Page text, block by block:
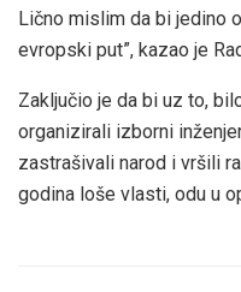
Lično mislim da bi jedino
evropski put”, kazao je
Zaključio je da bi uz to,
organizirali izborni
zastrašivali narod i vršili
godina loše vlasti, odu u